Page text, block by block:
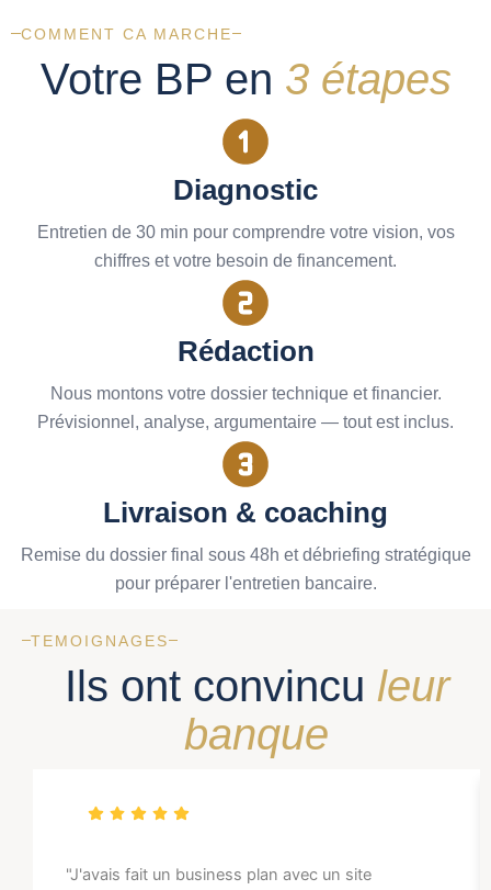
COMMENT CA MARCHE
Votre BP en 3 étapes
Diagnostic
Entretien de 30 min pour comprendre votre vision, vos
chiffres et votre besoin de financement.
Rédaction
Nous montons votre dossier technique et financier.
Prévisionnel, analyse, argumentaire — tout est inclus.
Livraison & coaching
Remise du dossier final sous 48h et débriefing stratégique
pour préparer l'entretien bancaire.
TEMOIGNAGES
Ils ont convincu leur
banque
"J'avais fait un business plan avec un site